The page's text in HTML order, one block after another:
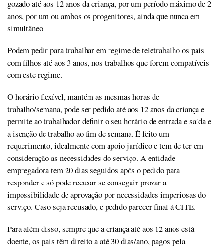
gozado até aos 12 anos da criança, por um período máximo de 2
anos, por um ou ambos os progenitores, ainda que nunca em
simultâneo.
Podem pedir para trabalhar em regime de teletrabalhoos pais
com filhos até aos 3 anos, nos trabalhos que forem compatíveis
com este regime.
O horário flexível, mantém as mesmas horas de
trabalho/semana, pode ser pedido até aos 12 anos da criança e
permite ao trabalhador definir o seu horário de entrada e saída e
a isenção de trabalho ao fim de semana. É feito um
requerimento, idealmente com apoio jurídico e tem de ter em
consideração as necessidades do serviço. A entidade
empregadora tem 20 dias seguidos após o pedido para
responder e só pode recusar se conseguir provar a
impossibilidade de aprovação por necessidades imperiosas do
serviço. Caso seja recusado, é pedido parecer final à CITE.
Para além disso, sempre que a criança até aos 12 anos está
doente, os pais têm direito a até 30 dias/ano, pagos pela